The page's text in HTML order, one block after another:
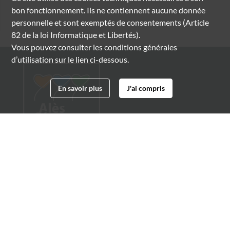
bon fonctionnement. Ils ne contiennent aucune donnée
personnelle et sont exemptés de consentements (Article
82 de la loi Informatique et Libertés).
Vous pouvez consulter les conditions générales
d’utilisation sur le lien ci-dessous.
En savoir plus J'ai compris